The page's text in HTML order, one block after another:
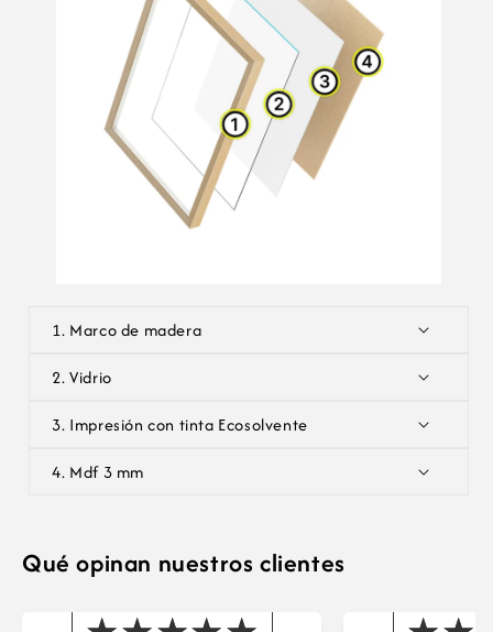
1. Marco de madera
2. Vidrio
3. Impresión con tinta Ecosolvente
4. Mdf 3 mm
Qué opinan nuestros clientes